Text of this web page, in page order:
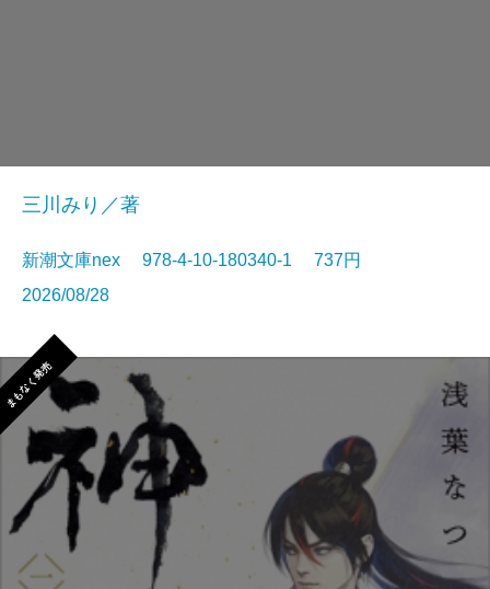
三川みり／著
新潮文庫nex 978-4-10-180340-1 737円
2026/08/28
まもなく発売